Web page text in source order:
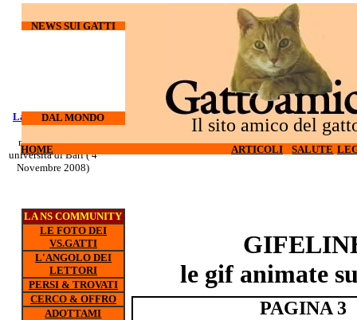
le gif animate
PAGINA 3
HOME ARTICOLI SALUTE
Il sito amico del
DAL MONDO
NEWS SUI GATTI
HOME ARTICOLI SALUTE
LA NS COMMUNITY
LE FOTO DEI
VS.GATTI
L'ANGOLO DEI
LETTORI
PERSI & TROVATI
CERCO & OFFRO
ADOTTAMI
I gatti
Ottobre 2008)
Laureati su cani e
nuovo corso all'
universita di Bari ( 4
Novembre 2008)